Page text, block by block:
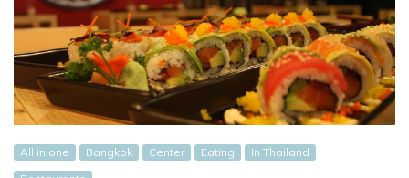
All in one Bangkok Center Eating
In Thailand